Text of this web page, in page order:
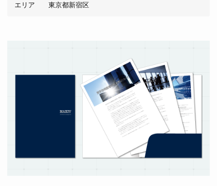
エリア 東京都新宿区